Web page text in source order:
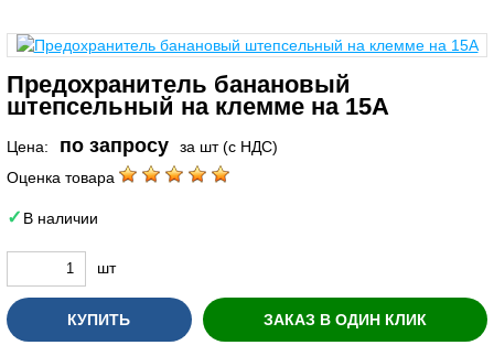
Предохранитель банановый
штепсельный на клемме на 15А
Цена: по запросу
за шт (с НДС)
Оценка товара
В наличии
шт
КУПИТЬ ЗАКАЗ В ОДИН КЛИК